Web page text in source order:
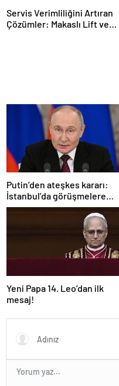
Servis Verimliliğini Artıran
Çözümler: Makaslı Lift ve
Putin’den ateşkes kararı:
İstanbul’da görüşmelere
başlamayı öneriyoruz
Yeni Papa 14. Leo’dan ilk
mesaj!